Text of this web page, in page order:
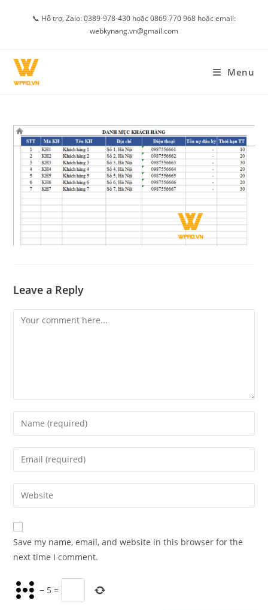
📞 Hỗ trợ, Zalo: 0389-978-430 hoặc 0869 770 968 hoặc email:
webkynang.vn@gmail.com
Menu
Leave a Reply
Comment
Enter
your
name
comment
Enter
your
email
address
comment
Enter
your
website
URL
(optional)
Save my name, email, and website in this browser for the
next time I comment.
− 5 =